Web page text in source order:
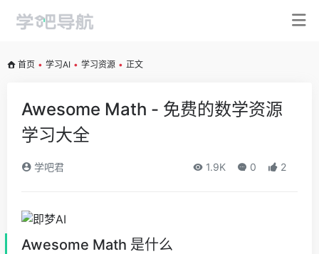
首页 • 学习AI • 学习资源 • 正文
Awesome Math - 免费的数学资源
学习大全
学吧君 1.9K 0 2
Awesome Math 是什么